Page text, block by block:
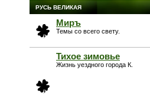
РУСЬ ВЕЛИКАЯ
Миръ
Темы со всего свету.
Тихое зимовье
Жизнь уездного города К.